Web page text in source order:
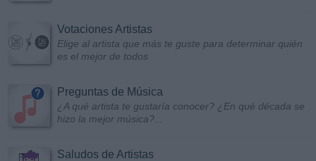
Votaciones Artistas
Elige al artista que más te guste para determinar quién
es el mejor de todos
Preguntas de Música
¿A qué artista te gustaría conocer? ¿En qué década se
hizo la mejor música?...
Saludos de Artistas